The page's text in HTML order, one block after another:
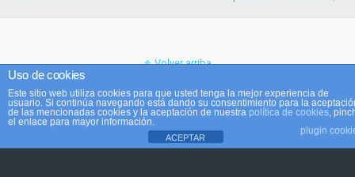
Volver arriba
Móvil Escritorio
Uso de cookies
Este sitio web utiliza cookies para que usted tenga la mejor experiencia de
usuario. Si continúa navegando está dando su consentimiento para la
de las mencionadas cookies y la aceptación de nuestra política de cookies ,
el enlace para mayor información.
plugin
ACEPTAR